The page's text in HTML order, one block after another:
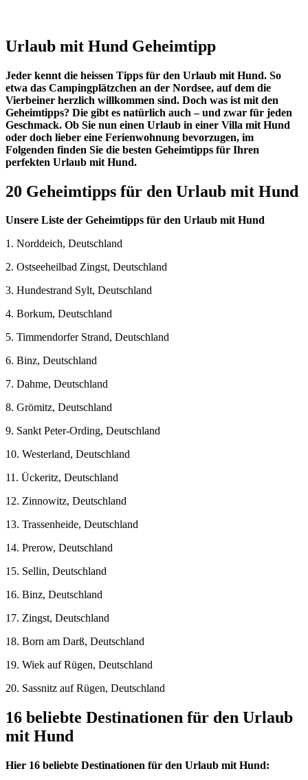
Urlaub mit Hund Geheimtipp
Jeder kennt die heissen Tipps für den Urlaub mit Hund. So
etwa das Campingplätzchen an der Nordsee, auf dem die
Vierbeiner herzlich willkommen sind. Doch was ist mit den
Geheimtipps? Die gibt es natürlich auch – und zwar für jeden
Geschmack. Ob Sie nun einen Urlaub in einer Villa mit Hund
oder doch lieber eine Ferienwohnung bevorzugen, im
Folgenden finden Sie die besten Geheimtipps für Ihren
perfekten Urlaub mit Hund.
20 Geheimtipps für den Urlaub mit Hund
Unsere Liste der Geheimtipps für den Urlaub mit Hund
1. Norddeich, Deutschland
2. Ostseeheilbad Zingst, Deutschland
3. Hundestrand Sylt, Deutschland
4. Borkum, Deutschland
5. Timmendorfer Strand, Deutschland
6. Binz, Deutschland
7. Dahme, Deutschland
8. Grömitz, Deutschland
9. Sankt Peter-Ording, Deutschland
10. Westerland, Deutschland
11. Ückeritz, Deutschland
12. Zinnowitz, Deutschland
13. Trassenheide, Deutschland
14. Prerow, Deutschland
15. Sellin, Deutschland
16. Binz, Deutschland
17. Zingst, Deutschland
18. Born am Darß, Deutschland
19. Wiek auf Rügen, Deutschland
20. Sassnitz auf Rügen, Deutschland
16 beliebte Destinationen für den Urlaub
mit Hund
Hier 16 beliebte Destinationen für den Urlaub mit Hund: